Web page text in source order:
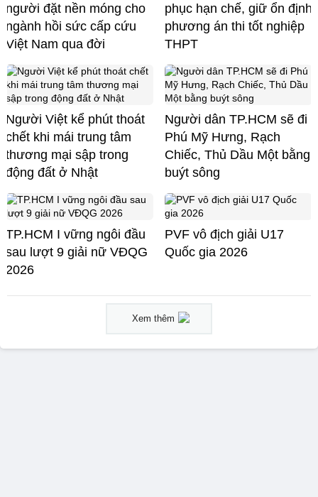
người đặt nền móng cho
ngành hồi sức cấp cứu
Việt Nam qua đời
phục hạn chế, giữ ổn định
phương án thi tốt nghiệp
THPT
Người Việt kể phút thoát
chết khi mái trung tâm
thương mại sập trong
động đất ở Nhật
Người dân TP.HCM sẽ đi
Phú Mỹ Hưng, Rạch
Chiếc, Thủ Dầu Một bằng
buýt sông
TP.HCM I vững ngôi đầu
sau lượt 9 giải nữ VĐQG
2026
PVF vô địch giải U17
Quốc gia 2026
Xem thêm